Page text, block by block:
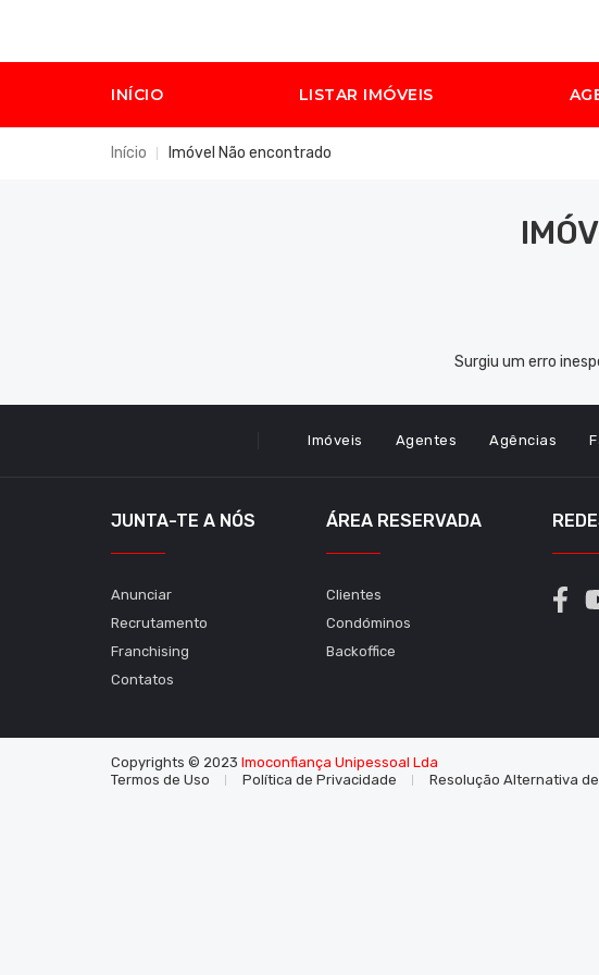
INÍCIO LISTAR IMÓVEIS
Início Imóvel Não encontrado
Surgiu um erro
Imóveis Agentes Agências
JUNTA-TE A NÓS
Anunciar
Recrutamento
Franchising
Contatos
ÁREA RESERVADA
Clientes
Condóminos
Backoffice
Copyrights © 2023 Imoconfiança Unipessoal Lda
Termos de Uso
Política de Privacidade Resolução Alternativa